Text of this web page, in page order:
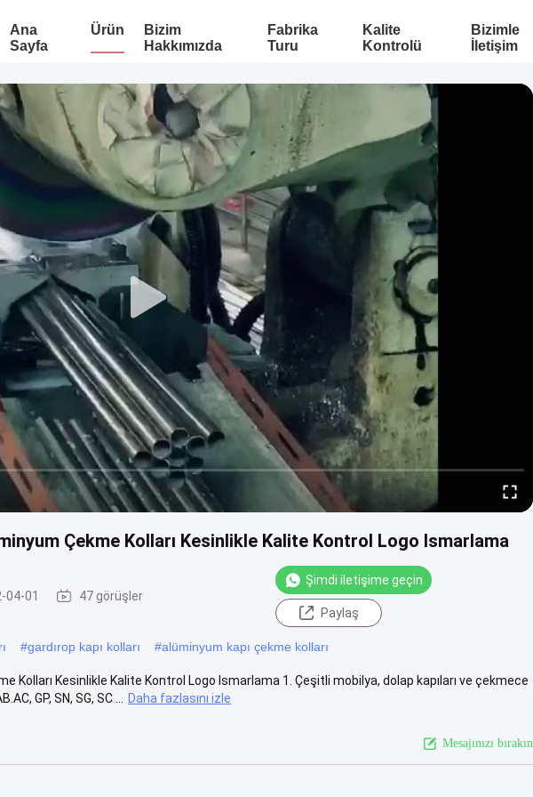
Ana
Sayfa
Ürün
Bizim
Hakkımızda
Fabrika
Turu
Kalite
Kontrolü
Bizimle
İletişim
Çekme Kolları Kesinlikle Kalite Kontrol Logo Ismarlama
04-01 47 görüşler
Şimdi iletişime geçin
Paylaş
#gardırop kapı kolları #alüminyum kapı çekme kolları
Kolları Kesinlikle Kalite Kontrol Logo Ismarlama 1. Çeşitli mobilya, dolap kapıları ve çekmece
GP, SN, SG, SC ...
Daha fazlasını izle
Mesajınızı bırakın